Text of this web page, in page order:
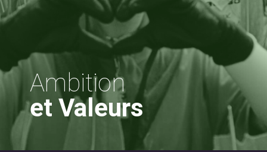
Ambition
et Valeurs